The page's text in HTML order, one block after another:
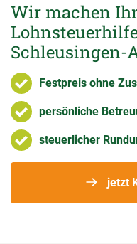
Wir machen
Schleusingen-
Festpreis ohne
persönliche
steuerlicher
jetzt